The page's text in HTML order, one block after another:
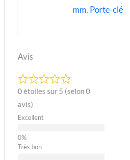
mm, Porte-clé
Avis
0 étoiles sur 5 (selon 0
avis)
Excellent
Très bon